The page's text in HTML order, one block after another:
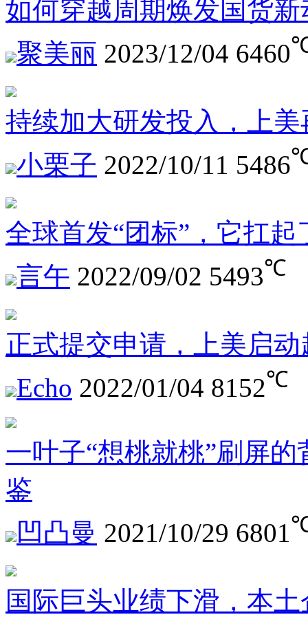
如何穿越周期焕发国货
聚美丽 2023/12/04 6460
持续加大研发投入，上美
小栗子 2022/10/11 5486
全球首发“团标”，它扛
言午 2022/09/02 5493℃
正式提交申请，上美启动
Echo 2022/01/04 8152℃
一叶子“想桃就桃”刷屏
鉴
凹凸曼 2021/10/29 6801
国际巨头业绩下滑，本